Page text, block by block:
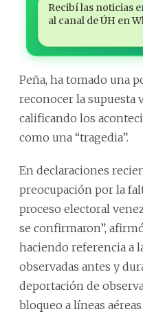
Recibí las noticias
al canal de ÚH en
Peña, ha tomado una
reconocer la supuesta
calificando los
como una “tragedia”.
En declaraciones
preocupación por la
proceso electoral
se confirmaron”,
haciendo referencia a
observadas antes y
deportación de
bloqueo a líneas